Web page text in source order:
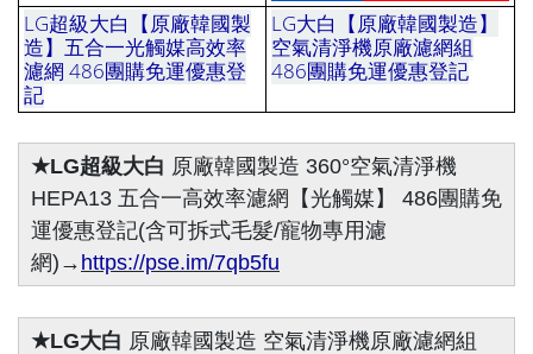
LG超級大白【原廠韓國製
造】五合一光觸媒高效率
濾網 486團購免運優惠登
記
LG大白【原廠韓國製造】
空氣清淨機原廠濾網組
486團購免運優惠登記
★LG超級大白 原廠韓國製造 360°空氣清淨機
HEPA13 五合一高效率濾網【光觸媒】 486團購免
運優惠登記(含可拆式毛髮/寵物專用濾
網)→ https://pse.im/7qb5fu
★LG大白 原廠韓國製造 空氣清淨機原廠濾網組